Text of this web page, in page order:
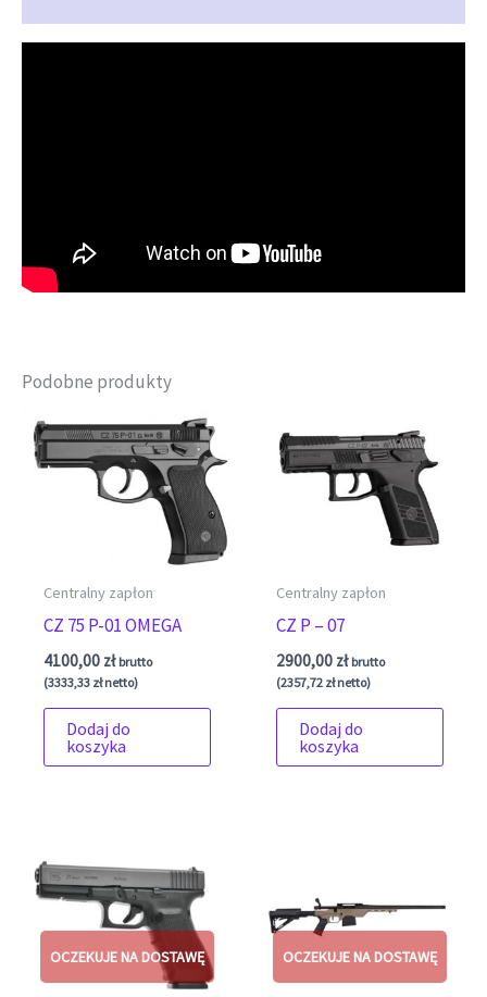
Podobne produkty
Centralny zapłon
CZ 75 P-01 OMEGA
4100,00 zł brutto
(3333,33 złnetto)
Dodaj do
koszyka
Centralny zapłon
CZ P – 07
2900,00 zł brutto
(2357,72 złnetto)
Dodaj do
koszyka